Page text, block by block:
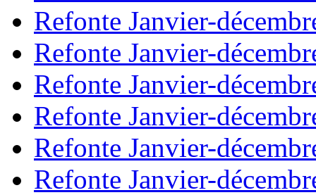
Refonte Janvier-
Refonte Janvier-
Refonte Janvier-
Refonte Janvier-
Refonte Janvier-
Refonte Janvier-